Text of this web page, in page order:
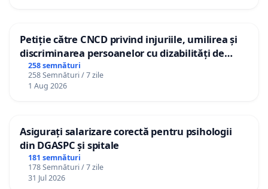
Petiție către CNCD privind injuriile, umilirea și
discriminarea persoanelor cu dizabilități de
către utilizatorul TikTok „Gorici”
258 semnături
258 Semnături / 7 zile
1 Aug 2026
Asigurați salarizare corectă pentru psihologii
din DGASPC și spitale
181 semnături
178 Semnături / 7 zile
31 Jul 2026